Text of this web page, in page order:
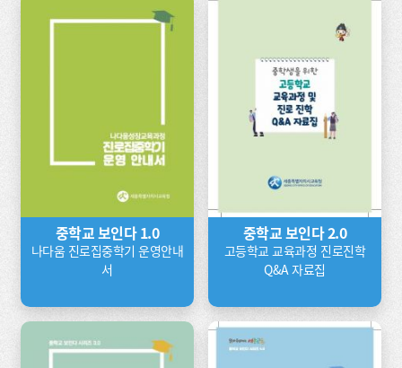
중학교 보인다 1.0
나다움 진로집중학기 운영안내
서
중학교 보인다 2.0
고등학교 교육과정 진로진학
Q&A 자료집